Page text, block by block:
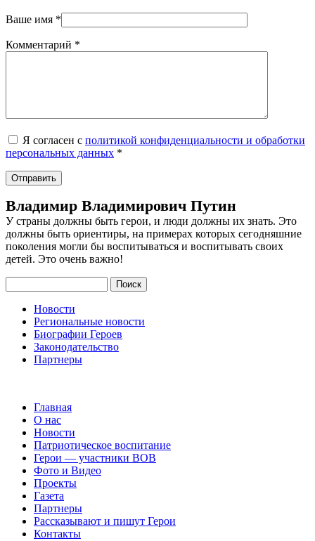
Ваше имя *
Комментарий *
Я согласен с политикой конфиденциальности и обработки
персональных данных *
Владимир Владимирович Путин
У страны должны быть герои, и люди должны их знать. Это
должны быть ориентиры, на примерах которых сегодняшние
поколения могли бы воспитываться и воспитывать своих
детей. Это очень важно!
Поиск
Новости
Региональные новости
Биографии Героев
Законодательство
Партнеры
Главная
О нас
Новости
Патриотическое воспитание
Герои — участники ВОВ
Фото и Видео
Проекты
Газета
Партнеры
Рассказывают и пишут Герои
Контакты